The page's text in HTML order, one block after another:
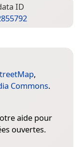
ID
,
Commons.
aide pour
ouvertes.